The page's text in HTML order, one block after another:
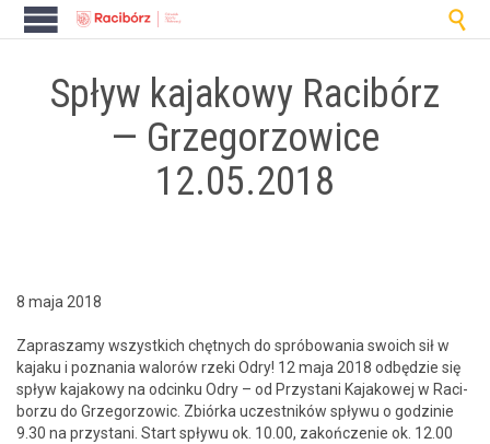

Spływ kajakowy Racibórz
— Grzegorzowice
12.05.2018
8 maja 2018
Zaprasza­my wszys­t­kich chęt­nych do spróbowa­nia swoich sił w
kajaku i poz­na­nia walorów rze­ki Odry! 12 maja 2018 odbędzie się
spływ kajakowy na odcinku Odry – od Przys­tani Kajakowej w Raci­
borzu do Grze­gor­zow­ic. Zbiór­ka uczest­ników spły­wu o godzinie
9.30 na przys­tani. Start spły­wu ok. 10.00, zakończe­nie ok. 12.00